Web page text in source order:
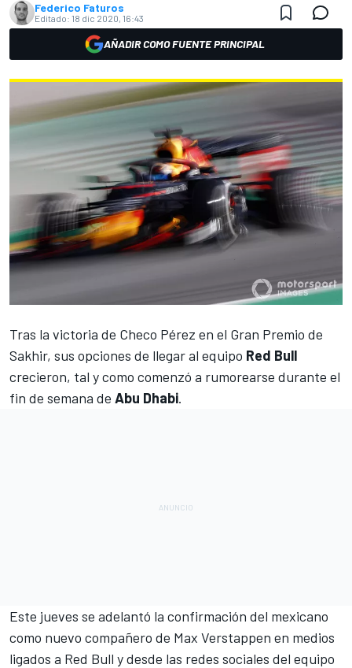
Federico Faturos
Editado: 18 dic 2020, 16:43
AÑADIR COMO FUENTE PRINCIPAL
Tras la victoria de Checo Pérez en el Gran Premio de
Sakhir, sus opciones de llegar al equipo Red Bull
crecieron, tal y como comenzó a rumorearse durante el
fin de semana de Abu Dhabi.
Este jueves se adelantó la confirmación del mexicano
como nuevo compañero de Max Verstappen en medios
ligados a Red Bull y desde las redes sociales del equipo